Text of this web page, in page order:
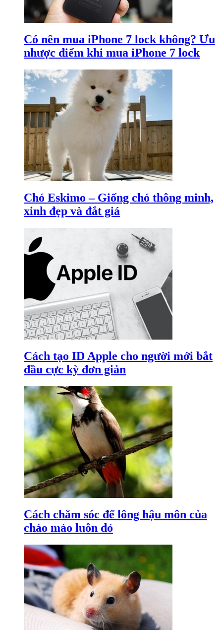
Có nên mua iPhone 7 lock không? Ưu
nhược điểm khi mua iPhone 7 lock
Chó Eskimo – Giống chó thông minh,
xinh đẹp và đắt giá
Cách tạo ID Apple cho người mới bắt
đầu cực kỳ đơn giản
Cách chăm sóc để lông hậu môn của
chào mào luôn đỏ